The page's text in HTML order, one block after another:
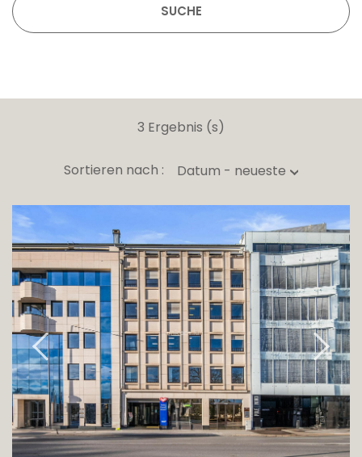
SUCHE
3 Ergebnis (s)
Sortieren nach : Datum - neueste